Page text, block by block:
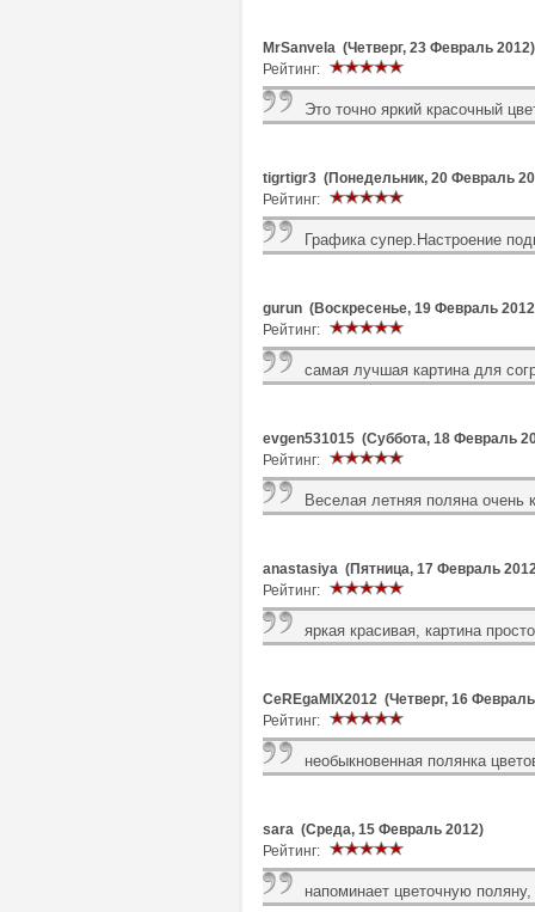
MrSanvela (Четверг, 23 Февраль 2012)
Рейтинг:
Это точно яркий красочный
tigrtigr3 (Понедельник, 20 Февраль
Рейтинг:
Графика супер.Настроение
gurun (Воскресенье, 19 Февраль
Рейтинг:
самая лучшая картина для
evgen531015 (Суббота, 18 Февраль
Рейтинг:
Веселая летняя поляна очень
anastasiya (Пятница, 17 Февраль
Рейтинг:
яркая красивая, картина
CeREgaMIX2012 (Четверг, 16
Рейтинг:
необыкновенная полянка
sara (Среда, 15 Февраль 2012)
Рейтинг:
напоминает цветочную